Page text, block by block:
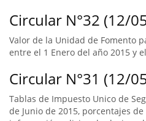
Circular N°32 (12/
Valor de la Unidad de Fomento
entre el 1 Enero del año 2015 y
Circular N°31 (12/
Tablas de Impuesto Unico de
de Junio de 2015, porcentajes